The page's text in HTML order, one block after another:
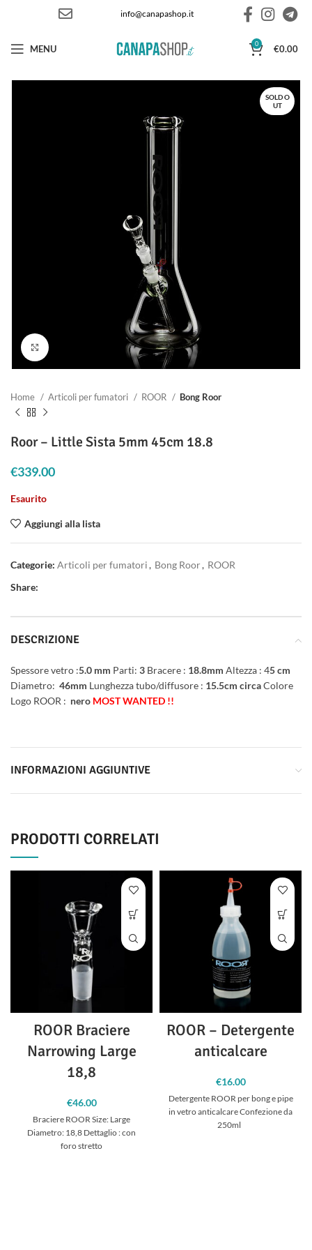
info@canapashop.it
MENU 0 €0.00
SOLD O
UT
Clicca per ingrandire
Home Articoli per fumatori ROOR Bong Roor
Roor – Little Sista 5mm 45cm 18.8
€339.00
Esaurito
Aggiungi alla lista
Categorie: Articoli per fumatori, Bong Roor, ROOR
Share:
DESCRIZIONE
Spessore vetro :5.0 mm Parti: 3 Bracere : 18.8mm Altezza : 45 cm
Diametro: 46mm Lunghezza tubo/diffusore : 15.5cm circaColore
Logo ROOR : nero MOST WANTED !!
INFORMAZIONI AGGIUNTIVE
PRODOTTI CORRELATI
ROOR Braciere
Narrowing Large
18,8
€46.00
Braciere ROOR Size: Large
Diametro: 18,8 Dettaglio : con
foro stretto
ROOR – Detergente
anticalcare
€16.00
Detergente ROOR per bong e pipe
in vetro anticalcare Confezione da
250ml